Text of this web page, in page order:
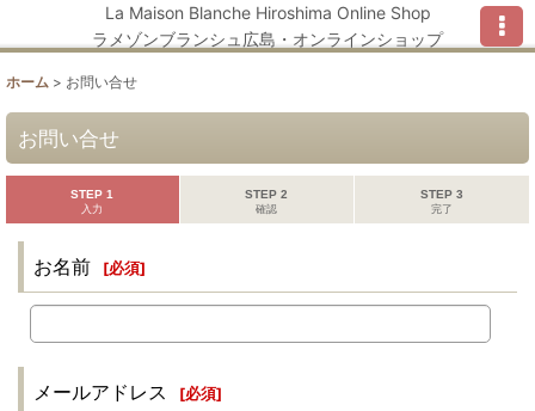
La Maison Blanche Hiroshima Online Shop
ラメゾンブランシュ広島・オンラインショップ
ホーム > お問い合せ
お問い合せ
STEP 1
入力
STEP 2
確認
STEP 3
完了
お名前 [必須]
メールアドレス [必須]